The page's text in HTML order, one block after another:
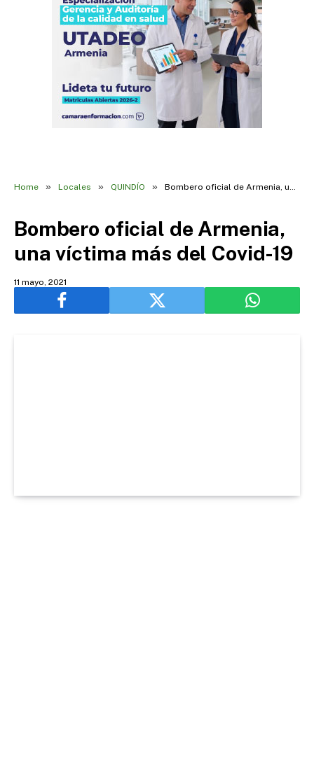
Home » Locales » QUINDÍO » Bombero oficial de Armenia, una víctima más del Covid-19
Bombero oficial de Armenia,
una víctima más del Covid-19
11 mayo, 2021